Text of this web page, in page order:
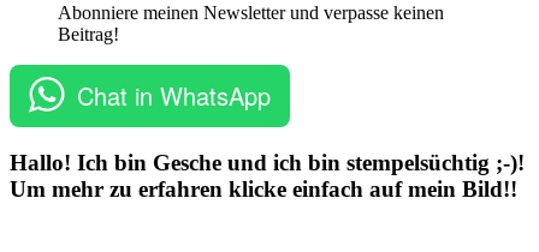
Abonniere meinen Newsletter und verpasse keinen
Beitrag!
Chat in WhatsApp
Hallo! Ich bin Gesche und ich bin stempelsüchtig ;-)!
Um mehr zu erfahren klicke einfach auf mein Bild!!